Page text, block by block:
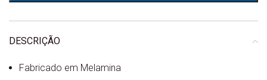
DESCRIÇÃO
Fabricado em Melamina